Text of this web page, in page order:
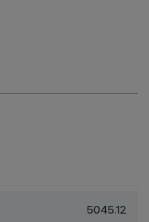
5045.12